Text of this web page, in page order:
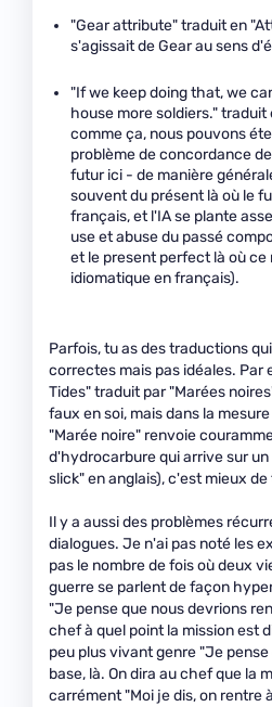
"Gear attribute" traduit en
s'agissait de Gear au sens
"If we keep doing that, we
house more soldiers."
comme ça, nous pouvons
problème de concordance
futur ici - de manière
souvent du présent là où le
français, et l'IA se plante
use et abuse du passé
et le present perfect là où
idiomatique en français).
Parfois, tu as des traductions
correctes mais pas idéales. Par
Tides" traduit par "Marées
faux en soi, mais dans la
"Marée noire" renvoie
d'hydrocarbure qui arrive sur un
slick" en anglais), c'est mieux
Il y a aussi des problèmes
dialogues. Je n'ai pas noté les
pas le nombre de fois où deux
guerre se parlent de façon
"Je pense que nous devrions
chef à quel point la mission est
peu plus vivant genre "Je
base, là. On dira au chef que la
carrément "Moi je dis, on rentre